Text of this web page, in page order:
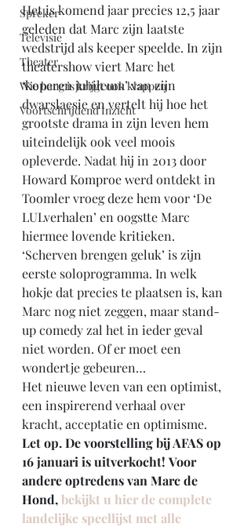
Spreker
Televisie
Theater
Wie bang is krijgt ook klappen
Voortschrijdend Inzicht
Het is komend jaar precies 12,5 jaar
geleden dat Marc zijn laatste
wedstrijd als keeper speelde. In zijn
theatershow viert Marc het
‘koperen jubileum’ van zijn
dwarslaesie en vertelt hij hoe het
grootste drama in zijn leven hem
uiteindelijk ook veel moois
opleverde. Nadat hij in 2013 door
Howard Komproe werd ontdekt in
Toomler vroeg deze hem voor ‘De
LULverhalen’ en oogstte Marc
hiermee lovende kritieken.
‘Scherven brengen geluk’ is zijn
eerste soloprogramma. In welk
hokje dat precies te plaatsen is, kan
Marc nog niet zeggen, maar stand-
up comedy zal het in ieder geval
niet worden. Of er moet een
wondertje gebeuren…
Het nieuwe leven van een optimist,
een inspirerend verhaal over
kracht, acceptatie en optimisme.
Let op. De voorstelling bij AFAS op
16 januari is uitverkocht! Voor
andere optredens van Marc de
Hond, bekijkt u hier de complete
landelijke speellijst met alle